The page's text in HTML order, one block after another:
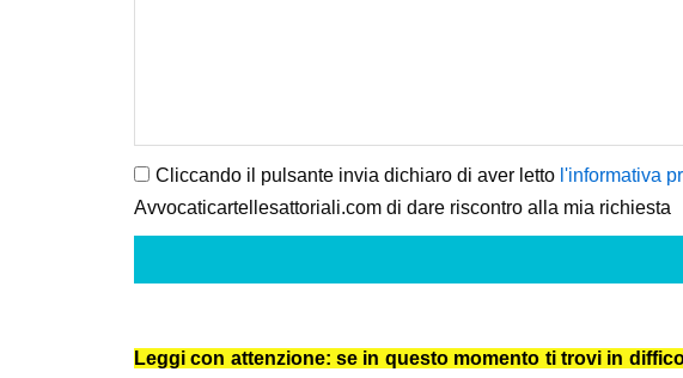
Cliccando il pulsante invia dichiaro di aver letto l'informativa
Avvocaticartellesattoriali.com di dare riscontro alla mia richiesta
Leggi con attenzione: se in questo momento ti trovi in